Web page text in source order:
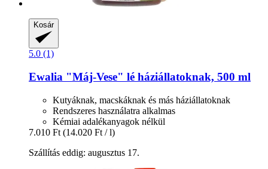
Kosár
5.0 (1)
Ewalia "Máj-​Vese" lé háziállatoknak, 500 ml
Kutyáknak, macskáknak és más háziállatoknak
Rendszeres használatra alkalmas
Kémiai adalékanyagok nélkül
7.010 Ft (14.020 Ft / l)
Szállítás eddig: augusztus 17.